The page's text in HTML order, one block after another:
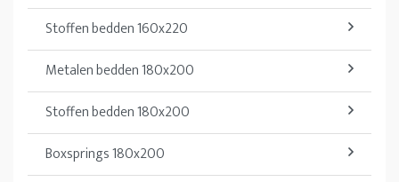
Stoffen bedden 160x220
Metalen bedden 180x200
Stoffen bedden 180x200
Boxsprings 180x200